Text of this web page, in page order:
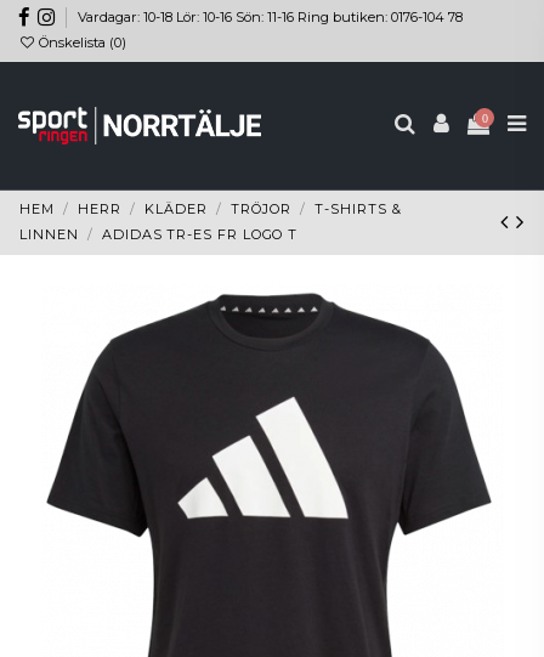
Vardagar: 10-18 Lör: 10-16 Sön: 11-16 Ring butiken: 0176-104 78
Önskelista (0)
0
HEM HERR KLÄDER TRÖJOR
T-SHIRTS &
LINNEN
ADIDAS TR-ES FR LOGO T